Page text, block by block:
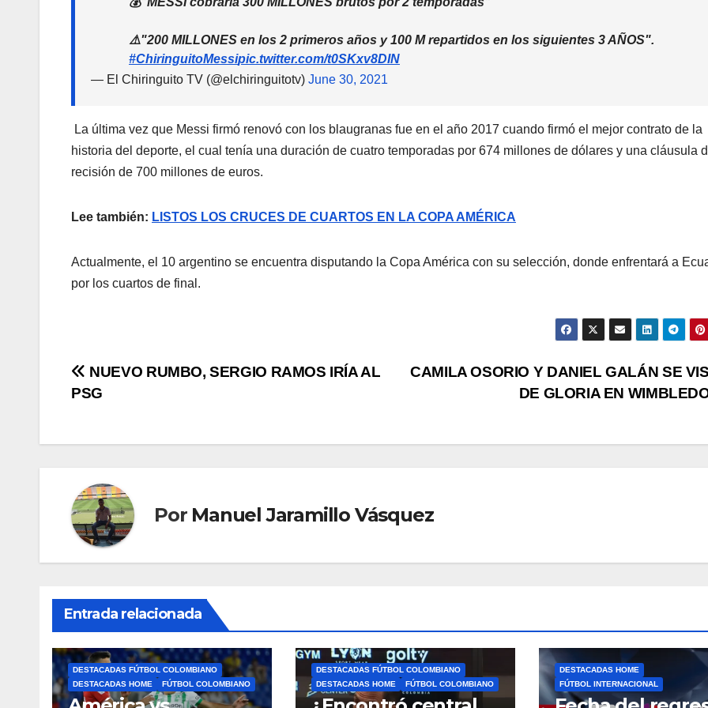
⚠️"200 MILLONES en los 2 primeros años y 100 M repartidos en los siguientes 3 AÑOS".
#ChiringuitoMessipic.twitter.com/t0SKxv8DIN
— El Chiringuito TV (@elchiringuitotv) June 30, 2021
La última vez que Messi firmó renovó con los blaugranas fue en el año 2017 cuando firmó el mejor contrato de la
historia del deporte, el cual tenía una duración de cuatro temporadas por 674 millones de dólares y una cláusula
recisión de 700 millones de euros.
Lee también: LISTOS LOS CRUCES DE CUARTOS EN LA COPA AMÉRICA
Actualmente, el 10 argentino se encuentra disputando la Copa América con su selección, donde enfrentará a
por los cuartos de final.
CAMILA OSORIO Y DANIEL GALÁN SE
DE GLORIA EN
NUEVO RUMBO, SERGIO RAMOS IRÍA AL
PSG
Por Manuel Jaramillo Vásquez
Entrada relacionada
DESTACADAS FÚTBOL COLOMBIANO
DESTACADAS HOME
FÚTBOL COLOMBIANO
DESTACADAS FÚTBOL COLOMBIANO
DESTACADAS HOME
FÚTBOL COLOMBIANO
DESTACADAS HOME
FÚTBOL INTERNACIONAL